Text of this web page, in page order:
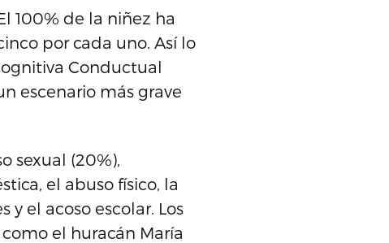
100% de la niñez ha
por cada uno. Así lo
Conductual
escenario más grave
sexual (20%),
el abuso físico, la
el acoso escolar. Los
el huracán María